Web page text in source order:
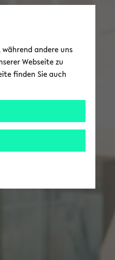
andere uns
Webseite zu
finden Sie auch